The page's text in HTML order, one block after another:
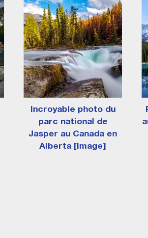
Incroyable photo du
parc national de
Jasper au Canada en
Alberta [Image]